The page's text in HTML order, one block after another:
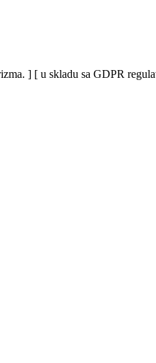
] [ u skladu sa GDPR